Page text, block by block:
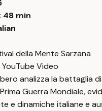
48 min
della Mente Sarzana
Video
analizza la battaglia
Guerra Mondiale,
e dinamiche italiane e